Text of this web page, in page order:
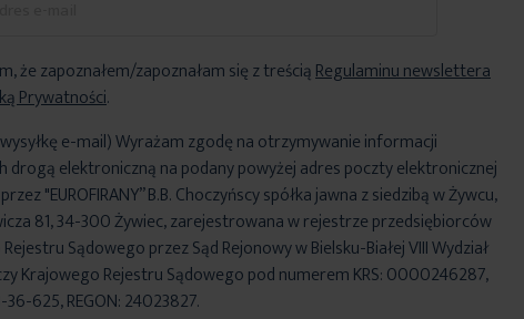
że zapoznałem/zapoznałam się z treściąRegulaminu newslettera
Prywatności.
e-mail) Wyrażam zgodę na otrzymywanie informacji
drogą elektroniczną na podany powyżej adres poczty elektronicznej
"EUROFIRANY” B.B. Choczyńscy spółka jawna z siedzibą w Żywcu,
81, 34-300 Żywiec, zarejestrowana w rejestrze przedsiębiorców
Sądowego przez Sąd Rejonowy w Bielsku-Białej VIII Wydział
Krajowego Rejestru Sądowego pod numerem KRS: 0000246287,
36-625, REGON: 24023827.